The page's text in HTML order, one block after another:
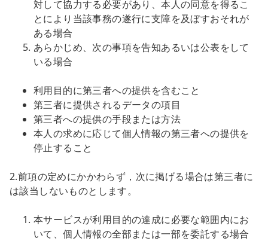
対して協力する必要があり、本人の同意を得るこ
とにより当該事務の遂行に支障を及ぼすおそれが
ある場合
あらかじめ、次の事項を告知あるいは公表をして
いる場合
利用目的に第三者への提供を含むこと
第三者に提供されるデータの項目
第三者への提供の手段または方法
本人の求めに応じて個人情報の第三者への提供を
停止すること
2.前項の定めにかかわらず，次に掲げる場合は第三者に
は該当しないものとします。
本サービスが利用目的の達成に必要な範囲内にお
いて、個人情報の全部または一部を委託する場合